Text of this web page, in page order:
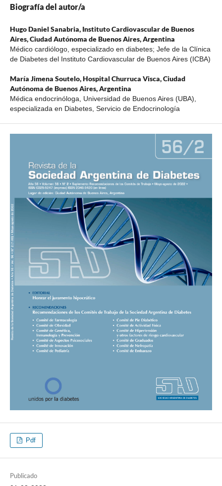
Biografía del autor/a
Hugo Daniel Sanabria, Instituto Cardiovascular de Buenos
Aires, Ciudad Autónoma de Buenos Aires, Argentina
Médico cardiólogo, especializado en diabetes; Jefe de la Clínica
de Diabetes del Instituto Cardiovascular de Buenos Aires (ICBA)
María Jimena Soutelo,Hospital Churruca Visca, Ciudad
Autónoma de Buenos Aires, Argentina
Médica endocrinóloga, Universidad de Buenos Aires (UBA),
especializada en Diabetes, Servicio de Endocrinología
Pdf
Publicado